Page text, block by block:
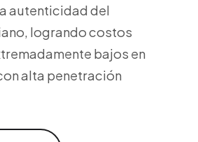
autenticidad del
logrando costos
bajos en
alta penetración